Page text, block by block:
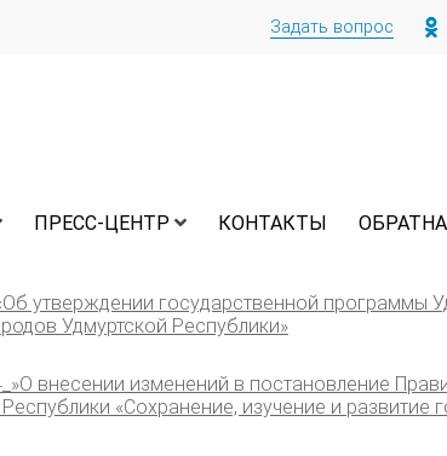
Задать вопрос
ПРЕСС-ЦЕНТР КОНТАКТЫ
утверждении государственной программы
Удмуртской Республики»
внесении изменений в постановление
«Сохранение, изучение и развитие